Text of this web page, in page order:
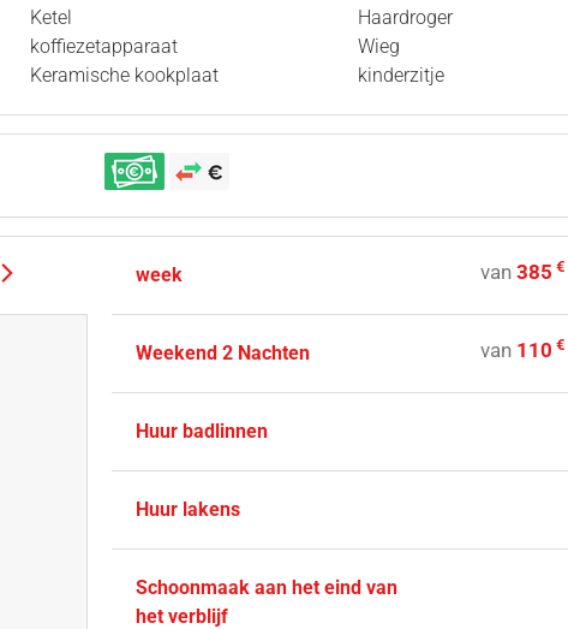
Ketel
koffiezetapparaat
Keramische kookplaat
Haardroger
Wieg
kinderzitje
week van385 €
Weekend 2 Nachten van 110 €
Huur badlinnen
Huur lakens
Schoonmaak aan het eind van
het verblijf